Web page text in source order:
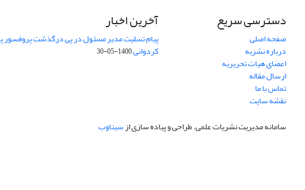
دسترسی سریع
صفحه اصلی
درباره نشریه
اعضای هیات تحریریه
ارسال مقاله
تماس با ما
نقشه سایت
آخرین اخبار
پیام تسلیت مدیر مسئول در پی درگذشت پروفسور
کردوانی1400-05-30
سامانه مدیریت نشریات علمی.طراحی و پیاده سازی ازسیناوب